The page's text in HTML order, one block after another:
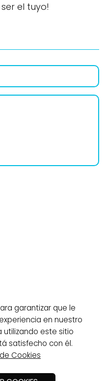
el tuyo!
Web
garantizar que le
en nuestro
utilizando este sitio
satisfecho con él.
Cookies